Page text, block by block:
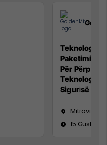
Teknolog/e
Paketimin e
Për
Teknolog/e
Sigurisë së
Mitrovicë
15 Gusht